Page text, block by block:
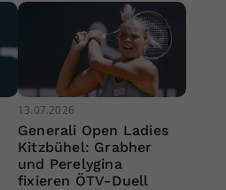
13.07.2026
Generali Open Ladies
Kitzbühel: Grabher
und Perelygina
fixieren ÖTV-Duell